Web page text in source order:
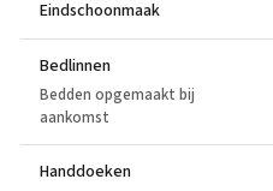
Eindschoonmaak
Bedlinnen
Bedden opgemaakt bij
aankomst
Handdoeken